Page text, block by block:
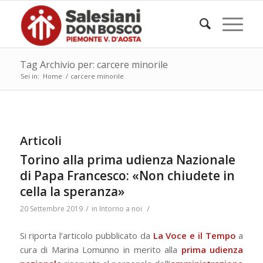
Tag Archivio per: carcere minorile
Sei in: Home / carcere minorile
Articoli
Torino alla prima udienza Nazionale
di Papa Francesco: «Non chiudete in
cella la speranza»
20 Settembre 2019 / in Intorno a noi /
Si riporta l’articolo pubblicato da La Voce e il Tempo a
cura di Marina Lomunno in merito alla prima udienza